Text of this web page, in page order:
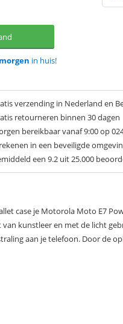
morgen in huis!
verzending in Nederland en
retourneren binnen 30 dagen
bereikbaar vanaf 9:00 op
in een beveiligde
een 9.2 uit 25.000
case je Motorola Moto E7
van kunstleer en met de licht
aan je telefoon. Door de